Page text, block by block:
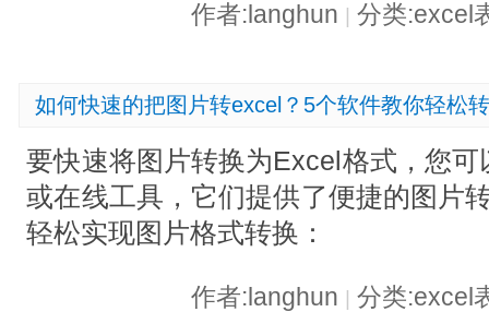
作者:langhun 分类:excel
如何快速的把图片转excel？5个软件教你轻松
要快速将图片转换为Excel格式，您
或在线工具，它们提供了便捷的图片
轻松实现图片格式转换：
作者:langhun | 分类:excel